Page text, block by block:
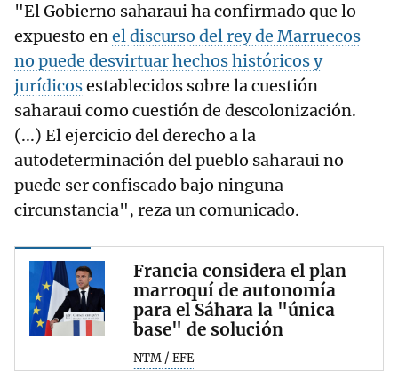
"El Gobierno saharaui ha confirmado que lo
expuesto enel discurso del rey de Marruecos
no puede desvirtuar hechos históricos y
jurídicosestablecidos sobre la cuestión
saharaui como cuestión de descolonización.
(...) El ejercicio del derecho a la
autodeterminación del pueblo saharaui no
puede ser confiscado bajo ninguna
circunstancia", reza un comunicado.
Francia considera el plan
marroquí de autonomía
para el Sáhara la "única
base" de solución
NTM / EFE